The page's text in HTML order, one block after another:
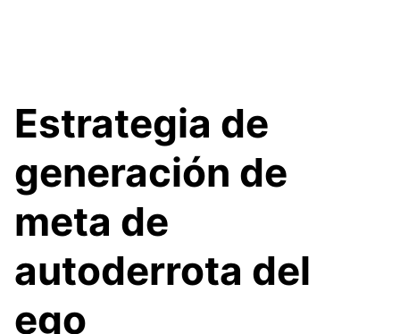
Estrategia de
generación de
meta de
autoderrota del
ego